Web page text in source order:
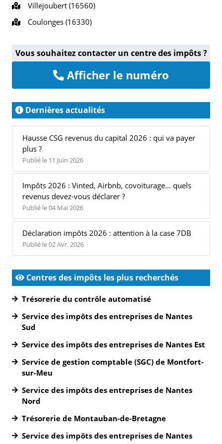
Villejoubert (16560)
Coulonges (16330)
Vous souhaitez contacter un centre des impôts ?
Afficher le numéro
Dernières actualités
Hausse CSG revenus du capital 2026 : qui va payer
plus ?
Publié le 11 Juin 2026
Impôts 2026 : Vinted, Airbnb, covoiturage… quels
revenus devez-vous déclarer ?
Publié le 04 Mai 2026
Déclaration impôts 2026 : attention à la case 7DB
Publié le 02 Avr. 2026
Centres des impôts les plus recherchés
Trésorerie du contrôle automatisé
Service des impôts des entreprises de Nantes
Sud
Service des impôts des entreprises de Nantes Est
Service de gestion comptable (SGC) de Montfort-
sur-Meu
Service des impôts des entreprises de Nantes
Nord
Trésorerie de Montauban-de-Bretagne
Service des impôts des entreprises de Nantes